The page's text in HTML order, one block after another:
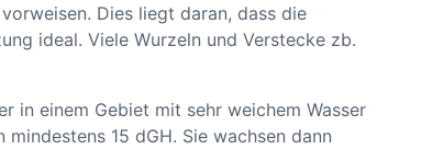
Dies liegt daran, dass die
ideal. Viele Wurzeln und Verstecke zb.
in einem Gebiet mit sehr weichem Wasser
15 dGH. Sie wachsen dann